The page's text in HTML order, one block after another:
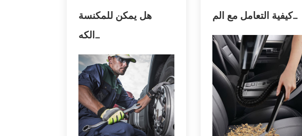
هل يمكن للمكنسة
الكه...
كيفية التعامل مع الم...